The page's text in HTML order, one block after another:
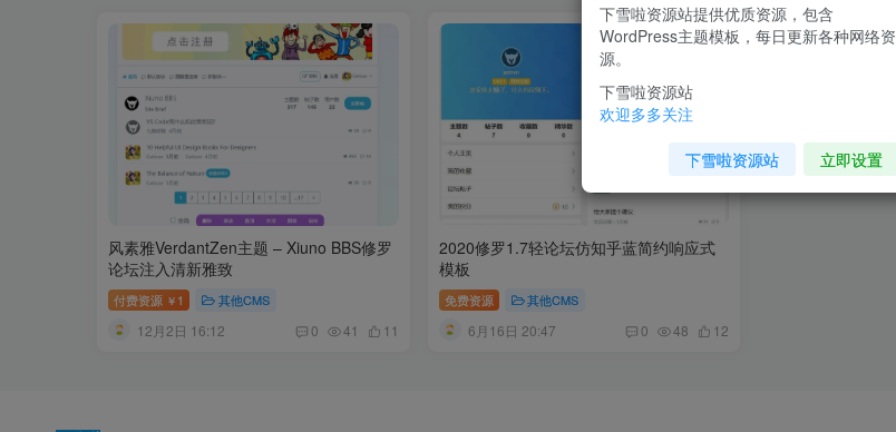
风素雅VerdantZen主题 – Xiuno BBS修罗
论坛注入清新雅致
付费资源 ￥ 1 其他CMS
12月2日 16:12 0 41 11
2020修罗1.7轻论坛仿知乎蓝简约响应式
模板
免费资源 其他CMS
6月16日 20:47 0 48 12
下雪啦资源站提供优质资源，包含
WordPress主题模板，每日更新各种网络资
源。
下雪啦资源站
欢迎多多关注
下雪啦资源站 立即设置